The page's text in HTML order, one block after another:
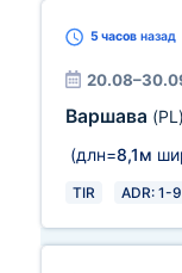
5 часов назад
Варшава (PL)
(длн=8,1м
TIR ADR: 1-9